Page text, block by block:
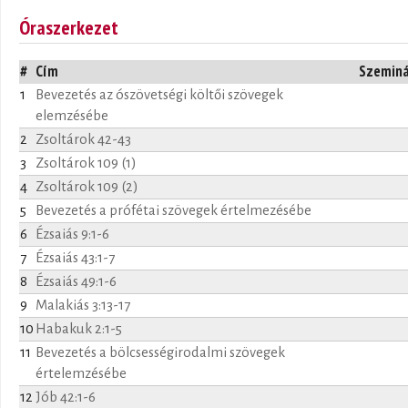
Óraszerkezet
# Cím
1
Bevezetés az ószövetségi költői szövegek
elemzésébe
2
Zsoltárok 42-43
3
Zsoltárok 109 (1)
4
Zsoltárok 109 (2)
5
Bevezetés a prófétai szövegek értelmezésébe
6
Ézsaiás 9:1-6
7
Ézsaiás 43:1-7
8
Ézsaiás 49:1-6
9
Malakiás 3:13-17
10 Habakuk 2:1-5
11
Bevezetés a bölcsességirodalmi szövegek
értelemzésébe
12 Jób 42:1-6